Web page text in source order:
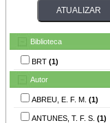
Biblioteca
BRT (1)
Autor
ABREU, E. F. M. (1)
ANTUNES, T. F. S. (1)